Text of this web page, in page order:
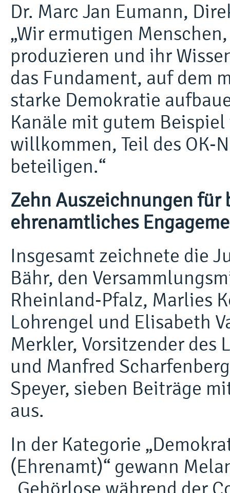
Dr. Marc Jan Eumann,
„Wir ermutigen
produzieren und ihr
das Fundament, auf dem
starke Demokratie
Kanäle mit gutem
willkommen, Teil des OK-
beteiligen.“
Zehn Auszeichnungen für
ehrenamtliches
Insgesamt zeichnete die
Bähr, den
Rheinland-Pfalz, Marlies
Lohrengel und Elisabeth
Merkler, Vorsitzender des
und Manfred
Speyer, sieben Beiträge
aus.
In der Kategorie
(Ehrenamt)“ gewann
„Gehörlose während der